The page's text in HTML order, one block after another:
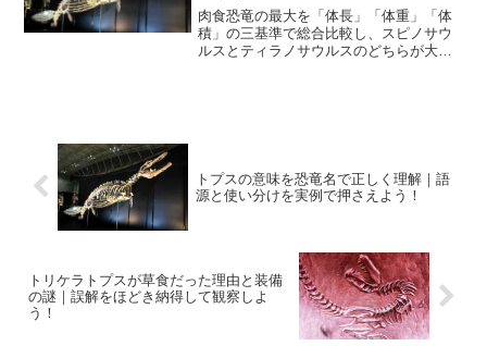
肉食恐竜の最大を「体長」「体重」「体
積」の三基準で総合比較し、スピノサウ
ルスとティラノサウルスのどちらが大き
トプスの意味を恐竜名で正しく理解｜語
源と使い分けを実例で押さえよう！
トリケラトプスが草食だった理由と装備
の謎｜誤解をほどき納得して観察しよ
う！